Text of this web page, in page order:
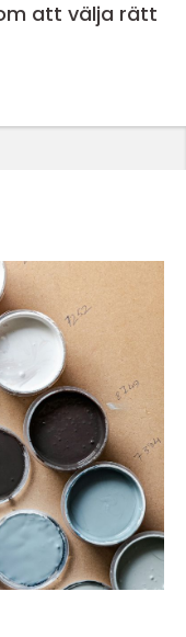
att välja rätt